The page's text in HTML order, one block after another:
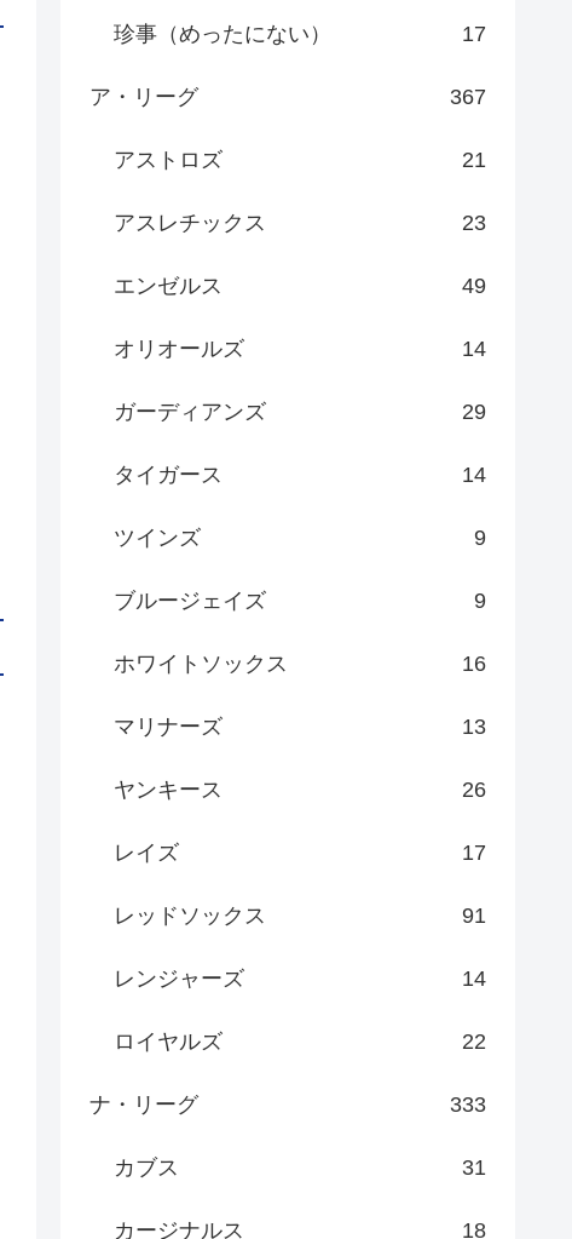
珍事（めったにない） 17
ア・リーグ 367
アストロズ 21
アスレチックス 23
エンゼルス 49
オリオールズ 14
ガーディアンズ 29
タイガース 14
ツインズ 9
ブルージェイズ 9
ホワイトソックス 16
マリナーズ 13
ヤンキース 26
レイズ 17
レッドソックス 91
レンジャーズ 14
ロイヤルズ 22
ナ・リーグ 333
カブス 31
カージナルス 18